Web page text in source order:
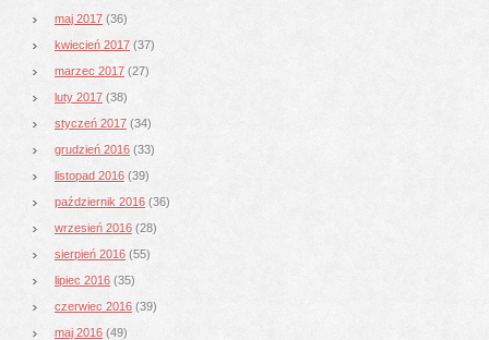
maj 2017 (36)
kwiecień 2017 (37)
marzec 2017 (27)
luty 2017 (38)
styczeń 2017 (34)
grudzień 2016 (33)
listopad 2016 (39)
październik 2016 (36)
wrzesień 2016 (28)
sierpień 2016 (55)
lipiec 2016 (35)
czerwiec 2016 (39)
maj 2016 (49)